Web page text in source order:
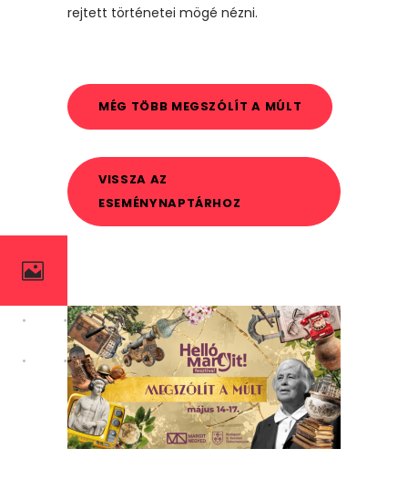
rejtett történetei mögé nézni.
MÉG TÖBB MEGSZÓLÍT A MÚLT
VISSZA AZ
ESEMÉNYNAPTÁRHOZ